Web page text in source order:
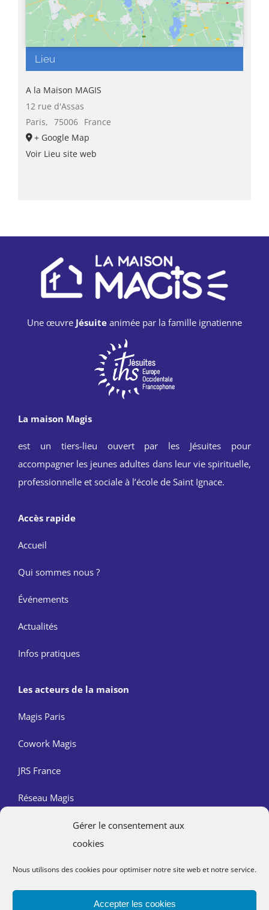
Gérer le consentement aux
cookies
Nous utilisons des cookies pour optimiser notre site web et notre service.
Accepter les cookies
Lieu
A la Maison MAGIS
12 rue d'Assas
Paris, 75006 France
+ Google Map
Voir Lieu site web
Une œuvre Jésuite animée par la famille ignatienne
La maison Magis
est un tiers-lieu ouvert par les Jésuites pour
accompagner les jeunes adultes dans leur vie spirituelle,
professionnelle et sociale à l’école de Saint Ignace.
Accès rapide
Accueil
Qui sommes nous ?
Événements
Actualités
Infos pratiques
Les acteurs de la maison
Magis Paris
Cowork Magis
JRS France
Réseau Magis
Mentions légales